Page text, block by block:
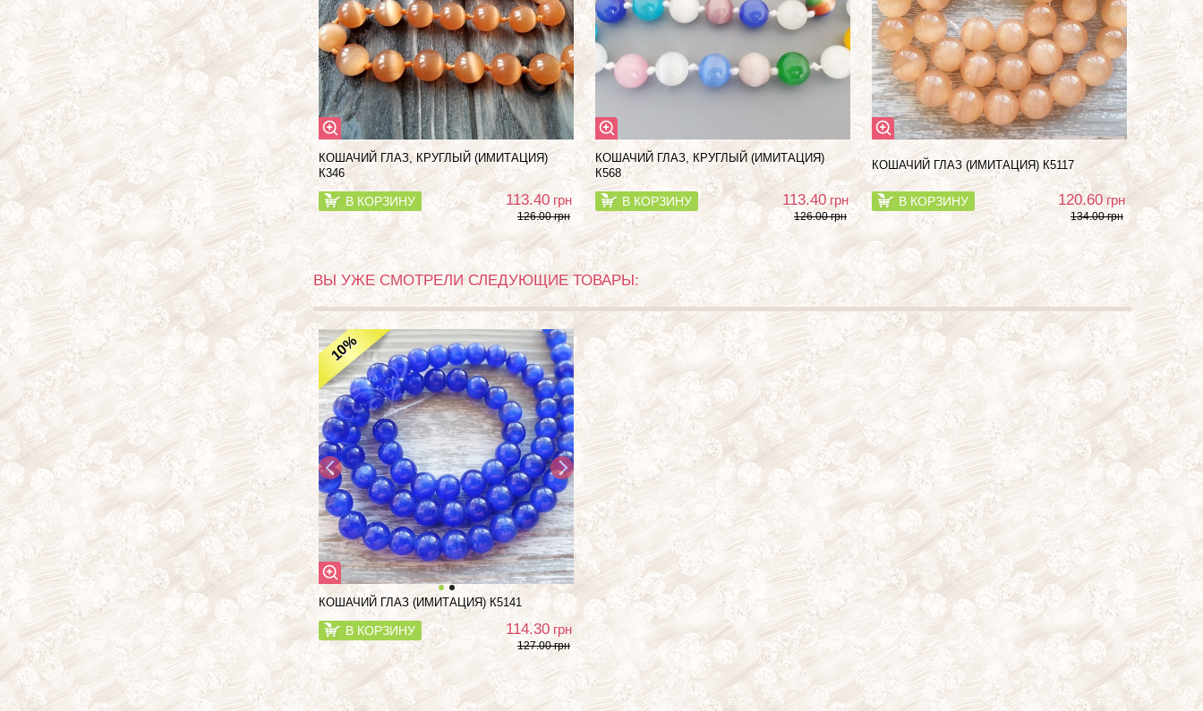
КОШАЧИЙ ГЛАЗ, КРУГЛЫЙ (ИМИТАЦИЯ)
К346
В КОРЗИНУ 113.40 грн
126.00 грн
КОШАЧИЙ ГЛАЗ, КРУГЛЫЙ (ИМИТАЦИЯ)
К568
В КОРЗИНУ 113.40грн
126.00 грн
КОШАЧИЙ ГЛАЗ (ИМИТАЦИЯ) К5117
В КОРЗИНУ 120.60грн
134.00 грн
ВЫ УЖЕ СМОТРЕЛИ СЛЕДУЮЩИЕ ТОВАРЫ:
10%
КОШАЧИЙ ГЛАЗ (ИМИТАЦИЯ)К5141
В КОРЗИНУ 114.30 грн
127.00 грн